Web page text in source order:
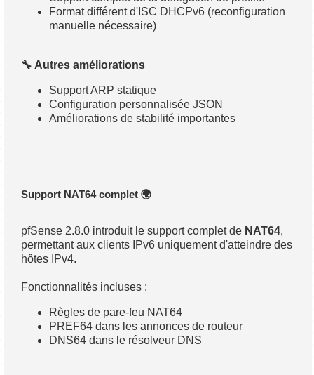
Format différent d'ISC DHCPv6 (reconfiguration
manuelle nécessaire)
🔧 Autres améliorations
Support ARP statique
Configuration personnalisée JSON
Améliorations de stabilité importantes
Support NAT64 complet 🌍
pfSense 2.8.0 introduit le support complet de NAT64,
permettant aux clients IPv6 uniquement d'atteindre des
hôtes IPv4.
Fonctionnalités incluses :
Règles de pare-feu NAT64
PREF64 dans les annonces de routeur
DNS64 dans le résolveur DNS